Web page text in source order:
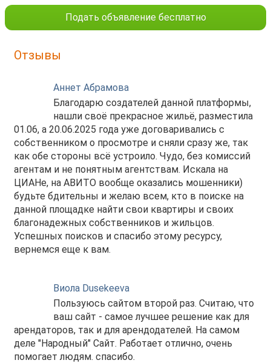
Подать объявление бесплатно
Отзывы
Аннет Абрамова
Благодарю создателей данной платформы,
нашли своё прекрасное жильё, разместила
01.06, а 20.06.2025 года уже договаривались с
собственником о просмотре и сняли сразу же, так
как обе стороны всё устроило. Чудо, без комиссий
агентам и не понятным агентствам. Искала на
ЦИАНе, на АВИТО вообще оказались мошенники)
будьте бдительны и желаю всем, кто в поиске на
данной площадке найти свои квартиры и своих
благонадежных собственников и жильцов.
Успешных поисков и спасибо этому ресурсу,
вернемся еще к вам.
Виола Dusekeeva
Пользуюсь сайтом второй раз. Считаю, что
ваш сайт - самое лучшее решение как для
арендаторов, так и для арендодателей. На самом
деле "Народный" Сайт. Работает отлично, очень
помогает людям. спасибо.